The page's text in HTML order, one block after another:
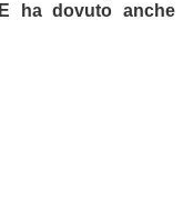
E ha dovuto anche